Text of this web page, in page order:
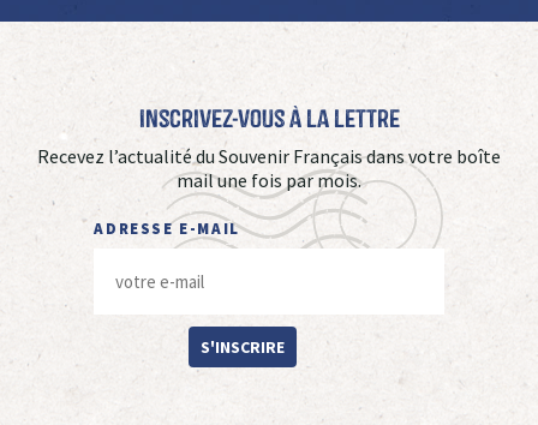
Inscrivez-vous à La Lettre
Recevez l’actualité du Souvenir Français dans votre boîte
mail une fois par mois.
ADRESSE E-MAIL
S'INSCRIRE